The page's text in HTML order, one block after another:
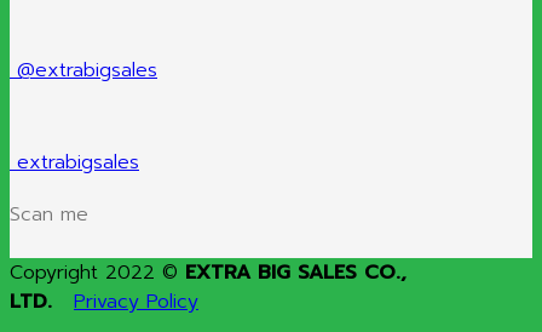
@extrabigsales
extrabigsales
Scan me
Copyright 2022 © EXTRA BIG SALES CO.,
LTD.
Privacy Policy